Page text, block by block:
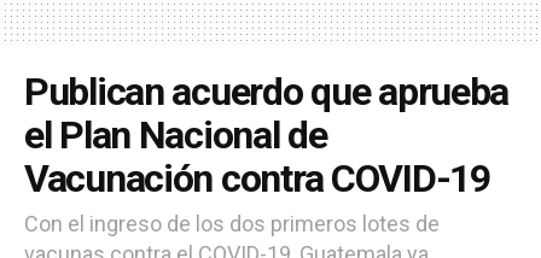
Publican acuerdo que aprueba
el Plan Nacional de
Vacunación contra COVID-19
Con el ingreso de los dos primeros lotes de